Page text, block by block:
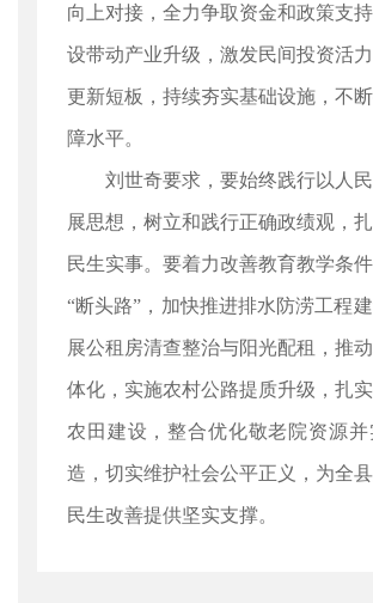
向上对接，全力争取资金和政策支
设带动产业升级，激发民间投资活
更新短板，持续夯实基础设施，不
障水平。
刘世奇要求，要始终践行以人民
展思想，树立和践行正确政绩观，
民生实事。要着力改善教育教学条
“断头路”，加快推进排水防涝工程
展公租房清查整治与阳光配租，推
体化，实施农村公路提质升级，扎
农田建设，整合优化敬老院资源并
造，切实维护社会公平正义，为全
民生改善提供坚实支撑。